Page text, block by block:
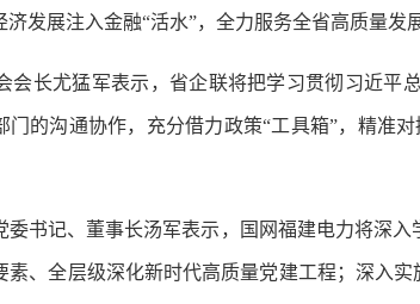
发展注入金融“活水”，全力服务全省高质量发
长尤猛军表示，省企联将把学习贯彻习近平
门的沟通协作，充分借力政策“工具箱”，精准
记、董事长汤军表示，国网福建电力将深入
、全层级深化新时代高质量党建工程；深入